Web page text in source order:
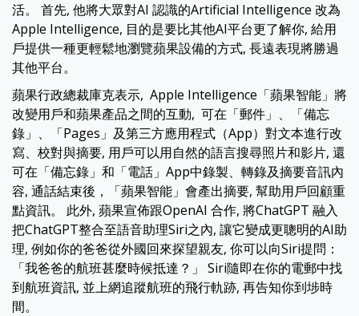
活。 首先, 他將大眾對AI 認識的Artificial Intelligence 改為
Apple Intelligence, 目的是要比其他AI平台更了解你, 給用
戶提供一種更輕鬆地瀏覽蘋果設備的方式, 長遠表現將勝過
其他平台。
蘋果行政總裁庫克表示, Apple Intelligence「蘋果智能」將
改變用戶和蘋果產品之間的互動, 可在「郵件」、「備忘
錄」、「Pages」及第三方應用程式（App）對文本進行改
寫、校對與摘要, 用戶可以用自然的語言搜尋照片和影片, 還
可在「備忘錄」和「電話」App中錄製、轉錄及摘要音訊內
容, 通話結束後，「蘋果智能」會產出摘要, 幫助用戶回顧重
點資訊。 此外, 蘋果宣佈跟OpenAI 合作, 將ChatGPT 融入
把ChatGPT整合至語音助理Siri之內, 讓它變成更聰明的AI助
理, 例如你的爸爸從外國回來探望親友, 你可以向Siri提問：
「我爸爸的航班甚麼時候抵達？」 Siri隨即在你的電郵中找
到航班資訊, 並上網追蹤航班的飛行軌跡, 再告知你到埗時
間。